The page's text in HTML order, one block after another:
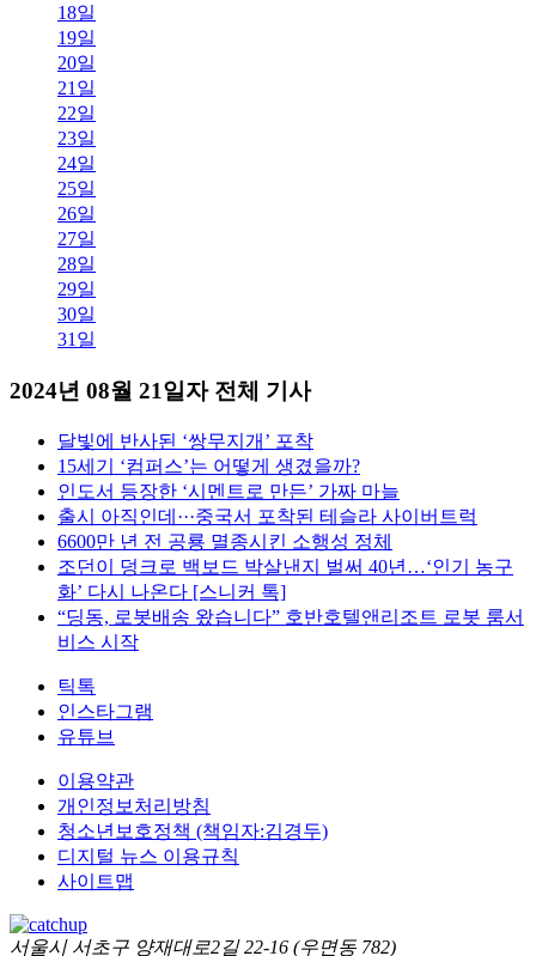
18일
19일
20일
21일
22일
23일
24일
25일
26일
27일
28일
29일
30일
31일
2024년 08월 21일자 전체 기사
달빛에 반사된 ‘쌍무지개’ 포착
15세기 ‘컴퍼스’는 어떻게 생겼을까?
인도서 등장한 ‘시멘트로 만든’ 가짜 마늘
출시 아직인데···중국서 포착된 테슬라 사이버트럭
6600만 년 전 공룡 멸종시킨 소행성 정체
조던이 덩크로 백보드 박살낸지 벌써 40년…‘인기 농구
화’ 다시 나온다 [스니커 톡]
“딩동, 로봇배송 왔습니다” 호반호텔앤리조트 로봇 룸서
비스 시작
틱톡
인스타그램
유튜브
이용약관
개인정보처리방침
청소년보호정책 (책임자:김경두)
디지털 뉴스 이용규칙
사이트맵
서울시 서초구 양재대로2길 22-16 (우면동 782)